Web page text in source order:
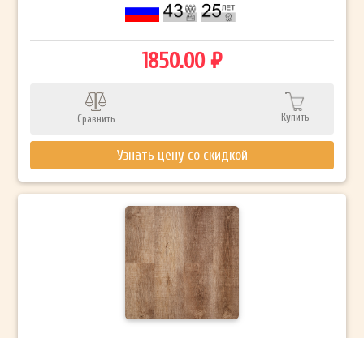
1850.00 ₽
Сравнить Купить
Узнать цену со скидкой